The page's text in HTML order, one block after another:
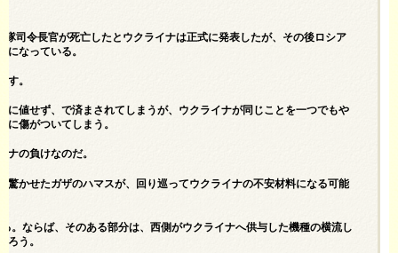
司令長官が死亡したとウクライナは正式に発表したが、その後ロシア
になっている。
す。
値せず、で済まされてしまうが、ウクライナが同じことを一つでもや
に傷がついてしまう。
ナの負けなのだ。
かせたガザのハマスが、回り巡ってウクライナの不安材料になる可能
。ならば、そのある部分は、西側がウクライナへ供与した機種の横流し
ろう。